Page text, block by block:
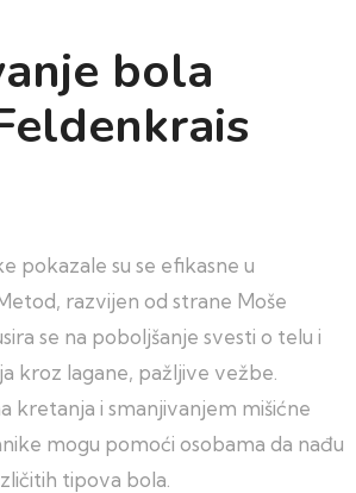
bola
pokazale su se efikasne u
razvijen od strane Moše
se na poboljšanje svesti o telu i
kroz lagane, pažljive vežbe.
kretanja i smanjivanjem mišićne
mogu pomoći osobama da nađu
tipova bola.